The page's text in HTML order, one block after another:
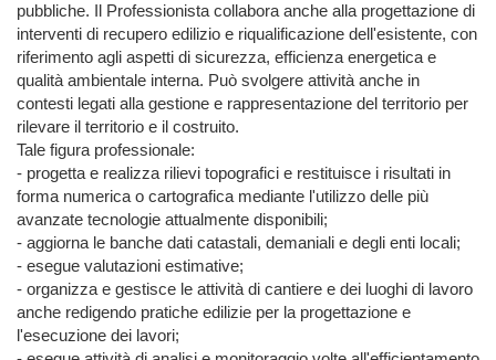
pubbliche. Il Professionista collabora anche alla progettazione di
interventi di recupero edilizio e riqualificazione dell'esistente, con
riferimento agli aspetti di sicurezza, efficienza energetica e
qualità ambientale interna. Può svolgere attività anche in
contesti legati alla gestione e rappresentazione del territorio per
rilevare il territorio e il costruito.
Tale figura professionale:
- progetta e realizza rilievi topografici e restituisce i risultati in
forma numerica o cartografica mediante l'utilizzo delle più
avanzate tecnologie attualmente disponibili;
- aggiorna le banche dati catastali, demaniali e degli enti locali;
- esegue valutazioni estimative;
- organizza e gestisce le attività di cantiere e dei luoghi di lavoro
anche redigendo pratiche edilizie per la progettazione e
l'esecuzione dei lavori;